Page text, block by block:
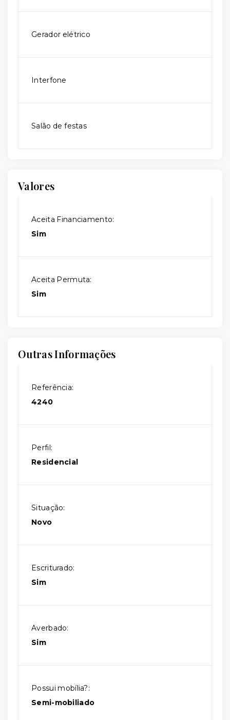
Gerador elétrico
Interfone
Salão de festas
Valores
Aceita Financiamento:
Sim
Aceita Permuta:
Sim
Outras Informações
Referência:
4240
Perfil:
Residencial
Situação:
Novo
Escriturado:
Sim
Averbado:
Sim
Possui mobília?:
Semi-mobiliado